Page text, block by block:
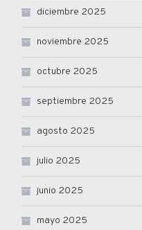
diciembre 2025
noviembre 2025
octubre 2025
septiembre 2025
agosto 2025
julio 2025
junio 2025
mayo 2025